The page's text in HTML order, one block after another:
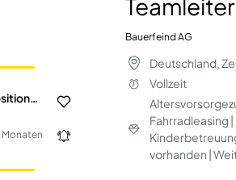
Teamleiter (m/w/d) Disposition/Fertigungssteuerung
Monaten
Bauerfeind AG
Deutschland,
Vollzeit
Fahrradleasing
vorhanden |